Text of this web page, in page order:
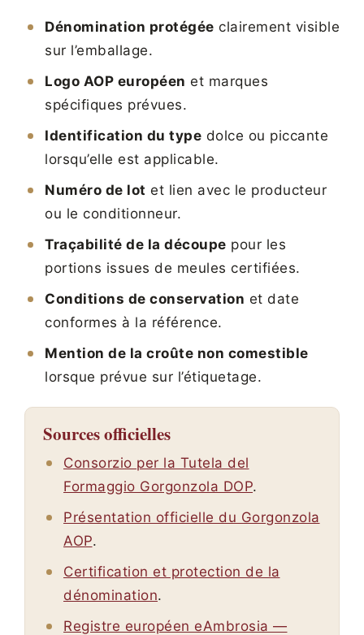
Dénomination protégée clairement visible
sur l’emballage.
Logo AOP européen et marques
spécifiques prévues.
Identification du type dolce ou piccante
lorsqu’elle est applicable.
Numéro de lot et lien avec le producteur
ou le conditionneur.
Traçabilité de la découpe pour les
portions issues de meules certifiées.
Conditions de conservation et date
conformes à la référence.
Mention de la croûte non comestible
lorsque prévue sur l’étiquetage.
Sources officielles
Consorzio per la Tutela del
Formaggio Gorgonzola DOP.
Présentation officielle du Gorgonzola
AOP.
Certification et protection de la
dénomination.
Registre européen eAmbrosia —